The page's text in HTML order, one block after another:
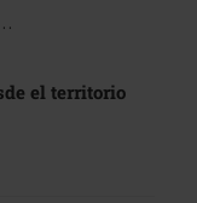
el territorio